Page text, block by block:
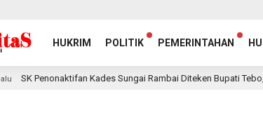
HUKRIM POLITIK PEMERINTAHAN
Kades Sungai Rambai Diteken Bupati Tebo, Kadis